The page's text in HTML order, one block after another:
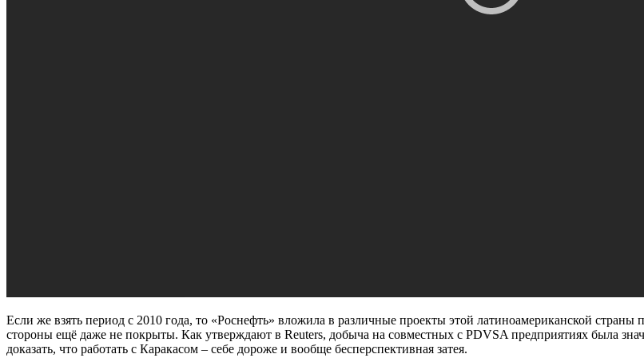
Если же взять период с 2010 года, то «Роснефть» вложила в различные проекты этой латиноамериканской
стороны ещё даже не покрыты. Как утверждают в Reuters, добыча на совместных с PDVSA предприятиях была
доказать, что работать с Каракасом – себе дороже и вообще бесперспективная затея.